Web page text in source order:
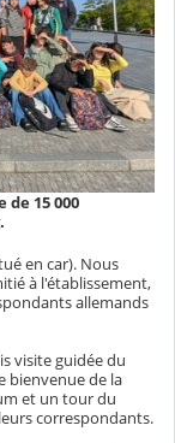
15 000
en car). Nous
à l'établissement,
allemands
visite guidée du
bienvenue de la
et un tour du
correspondants.